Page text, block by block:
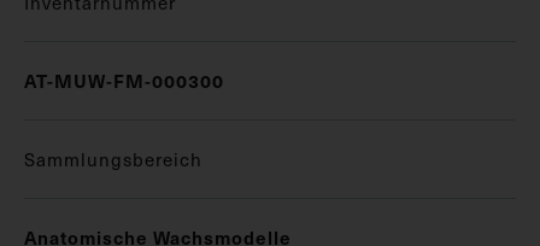
AT-MUW-FM-000300
Sammlungsbereich
Anatomische Wachsmodelle